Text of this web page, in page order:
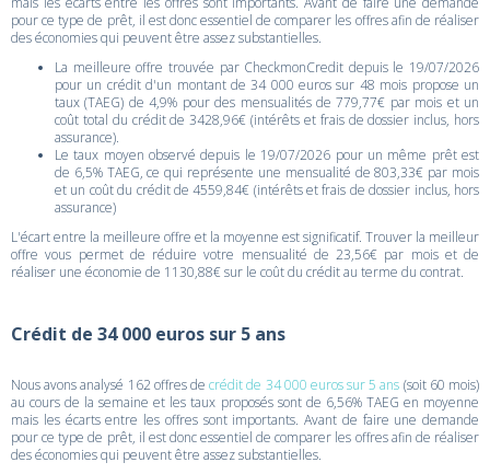
pour ce type de prêt, il est donc essentiel de comparer les offres afin de réaliser
des économies qui peuvent être assez substantielles.
La meilleure offre trouvée par CheckmonCredit depuis le 19/07/2026
pour un crédit d'un montant de 34 000 euros sur 48 mois propose un
taux (TAEG) de 4,9% pour des mensualités de 779,77€ par mois et un
coût total du crédit de 3428,96€ (intérêts et frais de dossier inclus, hors
assurance).
Le taux moyen observé depuis le 19/07/2026 pour un même prêt est
de 6,5% TAEG, ce qui représente une mensualité de 803,33€ par mois
et un coût du crédit de 4559,84€ (intérêts et frais de dossier inclus, hors
assurance)
L'écart entre la meilleure offre et la moyenne est significatif. Trouver la meilleur
offre vous permet de réduire votre mensualité de 23,56€ par mois et de
réaliser une économie de 1130,88€ sur le coût du crédit au terme du contrat.
Crédit de 34 000 euros sur 5 ans
Nous avons analysé 162 offres decrédit de 34 000 euros sur 5 ans (soit 60 mois)
au cours de la semaine et les taux proposés sont de 6,56% TAEG en moyenne
mais les écarts entre les offres sont importants. Avant de faire une demande
pour ce type de prêt, il est donc essentiel de comparer les offres afin de réaliser
des économies qui peuvent être assez substantielles.